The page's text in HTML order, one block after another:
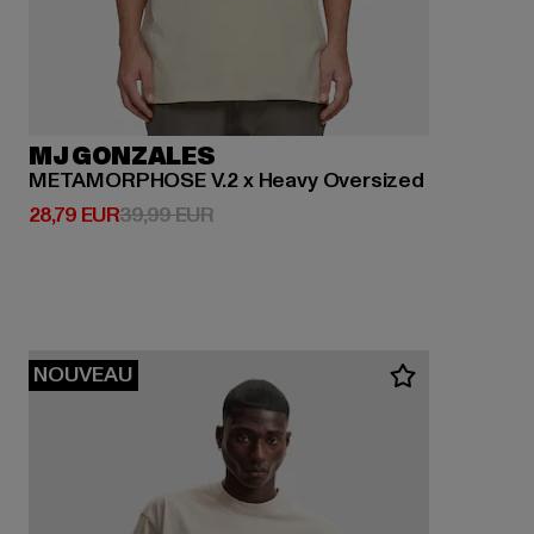
MJ GONZALES
METAMORPHOSE V.2 x Heavy Oversized
28,79 EUR
Prix courant: 28,79 EUR
39,99 EURPrix en promotion: 39,99 EUR
NOUVEAU